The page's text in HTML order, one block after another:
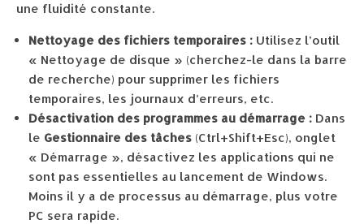
une fluidité constante.
Nettoyage des fichiers temporaires : Utilisez l’outil
« Nettoyage de disque » (cherchez-le dans la barre
de recherche) pour supprimer les fichiers
temporaires, les journaux d’erreurs, etc.
Désactivation des programmes au démarrage : Dans
le Gestionnaire des tâches (Ctrl+Shift+Esc), onglet
« Démarrage », désactivez les applications qui ne
sont pas essentielles au lancement de Windows.
Moins il y a de processus au démarrage, plus votre
PC sera rapide.